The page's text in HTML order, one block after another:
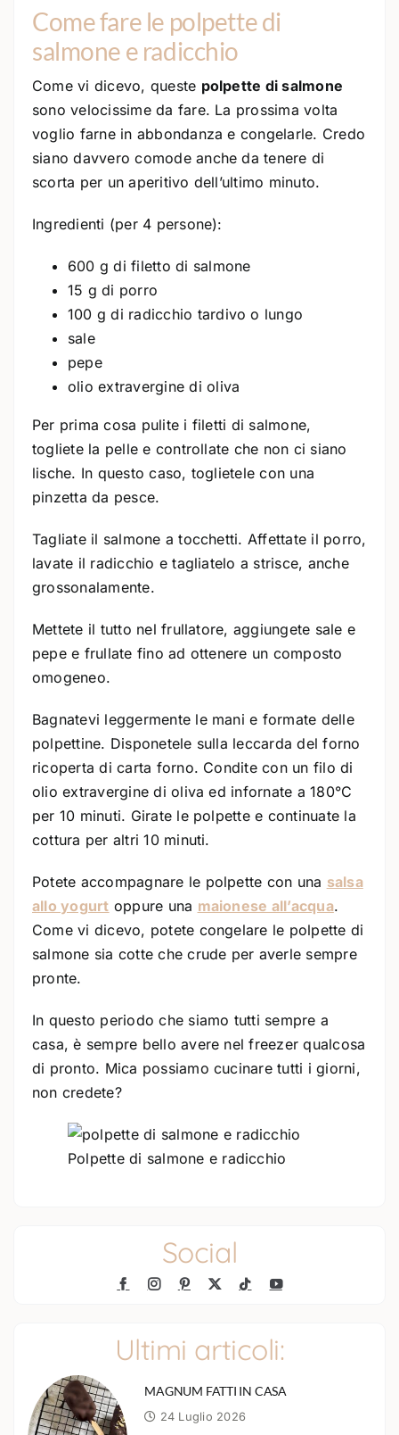
Come fare le polpette di
salmone e radicchio
Come vi dicevo, queste polpette di salmone
sono velocissime da fare. La prossima volta
voglio farne in abbondanza e congelarle. Credo
siano davvero comode anche da tenere di
scorta per un aperitivo dell’ultimo minuto.
Ingredienti (per 4 persone):
600 g di filetto di salmone
15 g di porro
100 g di radicchio tardivo o lungo
sale
pepe
olio extravergine di oliva
Per prima cosa pulite i filetti di salmone,
togliete la pelle e controllate che non ci siano
lische. In questo caso, toglietele con una
pinzetta da pesce.
Tagliate il salmone a tocchetti. Affettate il porro,
lavate il radicchio e tagliatelo a strisce, anche
grossonalamente.
Mettete il tutto nel frullatore, aggiungete sale e
pepe e frullate fino ad ottenere un composto
omogeneo.
Bagnatevi leggermente le mani e formate delle
polpettine. Disponetele sulla leccarda del forno
ricoperta di carta forno. Condite con un filo di
olio extravergine di oliva ed infornate a 180°C
per 10 minuti. Girate le polpette e continuate la
cottura per altri 10 minuti.
Potete accompagnare le polpette con una salsa
allo yogurt oppure una maionese all’acqua.
Come vi dicevo, potete congelare le polpette di
salmone sia cotte che crude per averle sempre
pronte.
In questo periodo che siamo tutti sempre a
casa, è sempre bello avere nel freezer qualcosa
di pronto. Mica possiamo cucinare tutti i giorni,
non credete?
Polpette di salmone e radicchio
Social
Ultimi articoli:
MAGNUM FATTI IN CASA
24 Luglio 2026